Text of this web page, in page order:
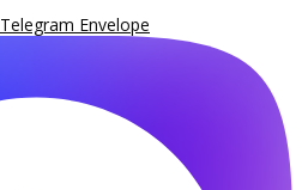
Telegram Envelope